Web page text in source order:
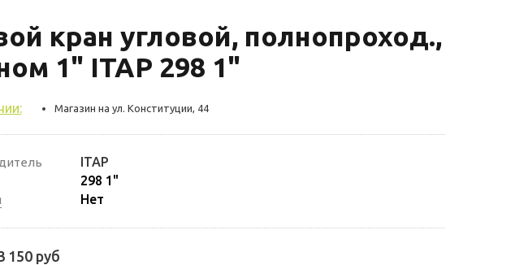
кран угловой, полнопроход.,
1" ITAP 298 1"
Магазин на ул. Конституции, 44
ITAP
298 1"
Нет
150 руб